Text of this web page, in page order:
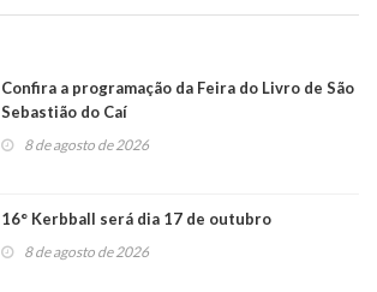
Confira a programação da Feira do Livro de São
Sebastião do Caí
8 de agosto de 2026
16° Kerbball será dia 17 de outubro
8 de agosto de 2026